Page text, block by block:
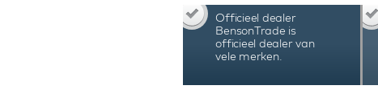
de gewenste
materiaalgebruik,
Swiss Series Four
wereld.
Officieel dealer
BensonTrade is
officieel dealer van
vele merken.